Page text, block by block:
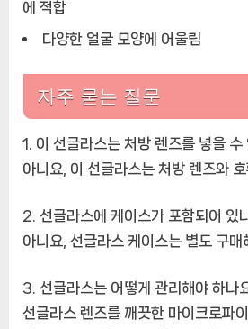
에 적합
다양한 얼굴 모양에 어울림
자주 묻는 질문
1. 이 선글라스는 처방 렌즈를 넣을 수
아니요, 이 선글라스는 처방 렌즈와
2. 선글라스에 케이스가 포함되어 있
아니요, 선글라스 케이스는 별도 구매
3. 선글라스는 어떻게 관리해야 하나
선글라스 렌즈를 깨끗한 마이크로파